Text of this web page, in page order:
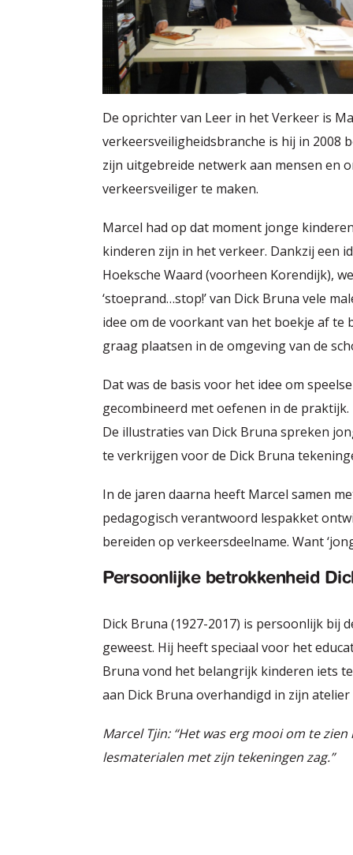
De oprichter van Leer in het Verkeer is
verkeersveiligheidsbranche is hij in 2008
zijn uitgebreide netwerk aan mensen en
verkeersveiliger te maken.
Marcel had op dat moment jonge
kinderen zijn in het verkeer. Dankzij een
Hoeksche Waard (voorheen Korendijk),
‘stoeprand…stop!’ van Dick Bruna vele
idee om de voorkant van het boekje af te
graag plaatsen in de omgeving van de
Dat was de basis voor het idee om
gecombineerd met oefenen in de
De illustraties van Dick Bruna spreken
te verkrijgen voor de Dick Bruna
In de jaren daarna heeft Marcel samen
pedagogisch verantwoord lespakket
bereiden op verkeersdeelname. Want
Persoonlijke betrokkenheid
Dick Bruna (1927-2017) is persoonlijk bij
geweest. Hij heeft speciaal voor het
Bruna vond het belangrijk kinderen iets
aan Dick Bruna overhandigd in zijn
Marcel Tjin: “Het was erg mooi om te
lesmaterialen met zijn tekeningen zag.”